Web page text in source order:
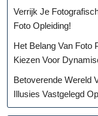
Verrijk Je
Foto Opleiding!
Het Belang Van Foto
Kiezen Voor
Betoverende Wereld
Illusies Vastgelegd